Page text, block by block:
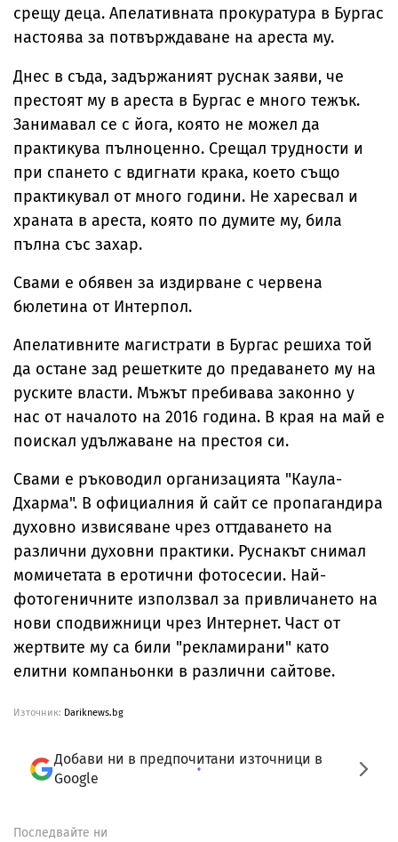
срещу деца. Апелативната прокуратура в Бургас
настоява за потвърждаване на ареста му.
Днес в съда, задържаният руснак заяви, че
престоят му в ареста в Бургас е много тежък.
Занимавал се с йога, която не можел да
практикува пълноценно. Срещал трудности и
при спането с вдигнати крака, което също
практикувал от много години. Не харесвал и
храната в ареста, която по думите му, била
пълна със захар.
Свами е обявен за издирване с червена
бюлетина от Интерпол.
Апелативните магистрати в Бургас решиха той
да остане зад решетките до предаването му на
руските власти. Мъжът пребивава законно у
нас от началото на 2016 година. В края на май е
поискал удължаване на престоя си.
Свами е ръководил организацията "Каула-
Дхарма". В официалния й сайт се пропагандира
духовно извисяване чрез оттдаването на
различни духовни практики. Руснакът снимал
момичетата в еротични фотосесии. Най-
фотогеничните използвал за привличането на
нови сподвижници чрез Интернет. Част от
жертвите му са били "рекламирани" като
елитни компаньонки в различни сайтове.
Източник: Dariknews.bg
Добави ни в предпочитани източници в
Google
Последвайте ни